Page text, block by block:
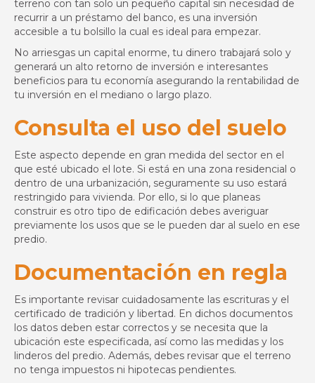
terreno con tan solo un pequeño capital sin necesidad de
recurrir a un préstamo del banco, es una inversión
accesible a tu bolsillo la cual es ideal para empezar.
No arriesgas un capital enorme, tu dinero trabajará solo y
generará un alto retorno de inversión e interesantes
beneficios para tu economía asegurando la rentabilidad de
tu inversión en el mediano o largo plazo.
Consulta el uso del suelo
Este aspecto depende en gran medida del sector en el
que esté ubicado el lote. Si está en una zona residencial o
dentro de una urbanización, seguramente su uso estará
restringido para vivienda. Por ello, si lo que planeas
construir es otro tipo de edificación debes averiguar
previamente los usos que se le pueden dar al suelo en ese
predio.
Documentación en regla
Es importante revisar cuidadosamente las escrituras y el
certificado de tradición y libertad. En dichos documentos
los datos deben estar correctos y se necesita que la
ubicación este especificada, así como las medidas y los
linderos del predio. Además, debes revisar que el terreno
no tenga impuestos ni hipotecas pendientes.